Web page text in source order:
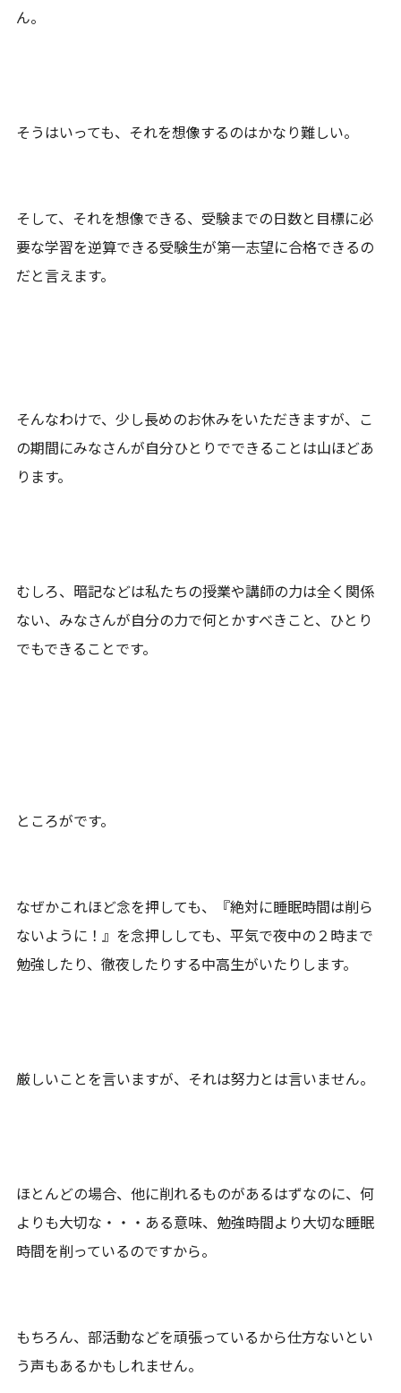
ん。
そうはいっても、それを想像するのはかなり難しい。
そして、それを想像できる、受験までの日数と目標に必
要な学習を逆算できる受験生が第一志望に合格できるの
だと言えます。
そんなわけで、少し長めのお休みをいただきますが、こ
の期間にみなさんが自分ひとりでできることは山ほどあ
ります。
むしろ、暗記などは私たちの授業や講師の力は全く関係
ない、みなさんが自分の力で何とかすべきこと、ひとり
でもできることです。
ところがです。
なぜかこれほど念を押しても、『絶対に睡眠時間は削ら
ないように！』を念押ししても、平気で夜中の２時まで
勉強したり、徹夜したりする中高生がいたりします。
厳しいことを言いますが、それは努力とは言いません。
ほとんどの場合、他に削れるものがあるはずなのに、何
よりも大切な・・・ある意味、勉強時間より大切な睡眠
時間を削っているのですから。
もちろん、部活動などを頑張っているから仕方ないとい
う声もあるかもしれません。